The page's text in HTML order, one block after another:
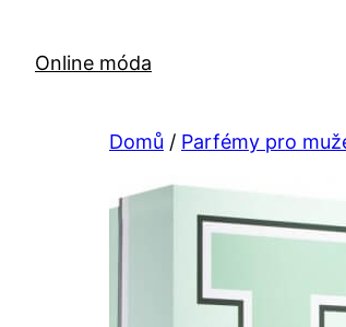
obsah
Online móda
Domů / Parfémy pro